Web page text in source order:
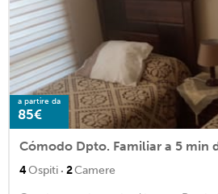
a partire da
85€
Cómodo Dpto. Familiar a 5 min
4Ospiti · 2Camere